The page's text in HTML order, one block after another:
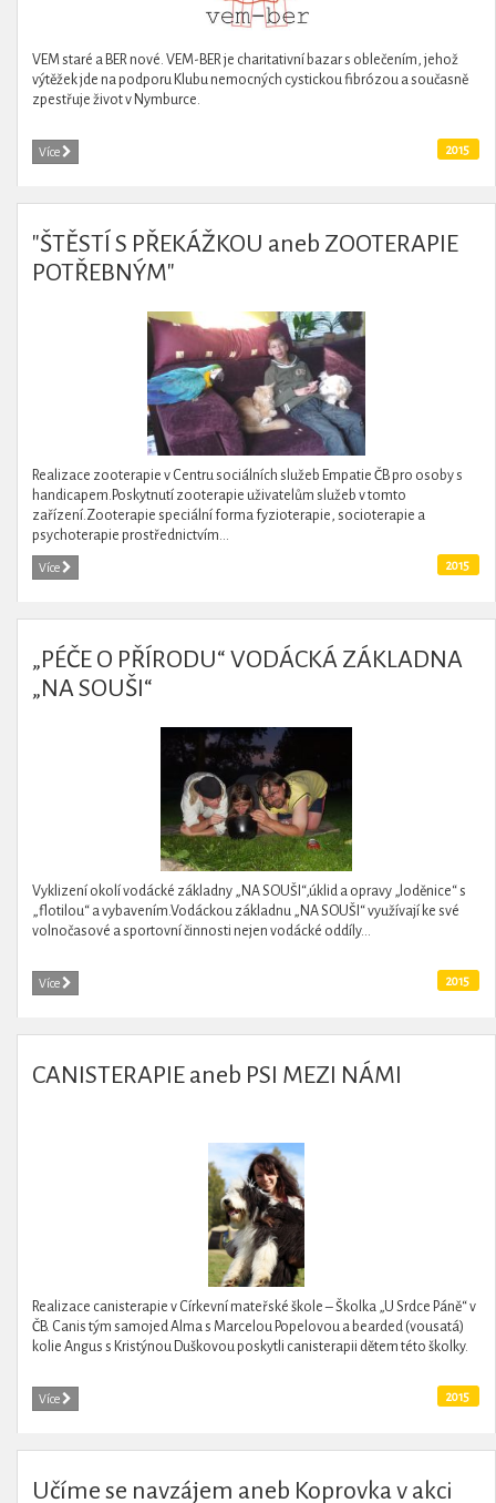
VEM staré a BER nové. VEM-BER je charitativní bazar s oblečením, jehož
výtěžek jde na podporu Klubu nemocných cystickou fibrózou a současně
zpestřuje život v Nymburce.
Více 2015
"ŠTĚSTÍ S PŘEKÁŽKOU aneb ZOOTERAPIE
POTŘEBNÝM"
Realizace zooterapie v Centru sociálních služeb Empatie ČB pro osoby s
handicapem.Poskytnutí zooterapie uživatelům služeb v tomto
zařízení.Zooterapie speciální forma fyzioterapie, socioterapie a
psychoterapie prostřednictvím...
Více 2015
„PÉČE O PŘÍRODU“ VODÁCKÁ ZÁKLADNA
„NA SOUŠI“
Vyklizení okolí vodácké základny „NA SOUŠI“,úklid a opravy „loděnice“ s
„flotilou“ a vybavením.Vodáckou základnu „NA SOUŠI“ využívají ke své
volnočasové a sportovní činnosti nejen vodácké oddíly...
Více 2015
CANISTERAPIE aneb PSI MEZI NÁMI
Realizace canisterapie v Církevní mateřské škole – Školka „U Srdce Páně“ v
ČB. Canis tým samojed Alma s Marcelou Popelovou a bearded (vousatá)
kolie Angus s Kristýnou Duškovou poskytli canisterapii dětem této školky.
Více 2015
Učíme se navzájem aneb Koprovka v akci